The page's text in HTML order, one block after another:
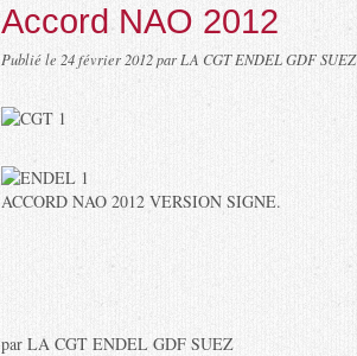
Accord NAO 2012
Publié le 24 février 2012par LA CGT ENDEL GDF SUEZ
ACCORD NAO 2012 VERSION SIGNE.
par LA CGT ENDEL GDF SUEZ